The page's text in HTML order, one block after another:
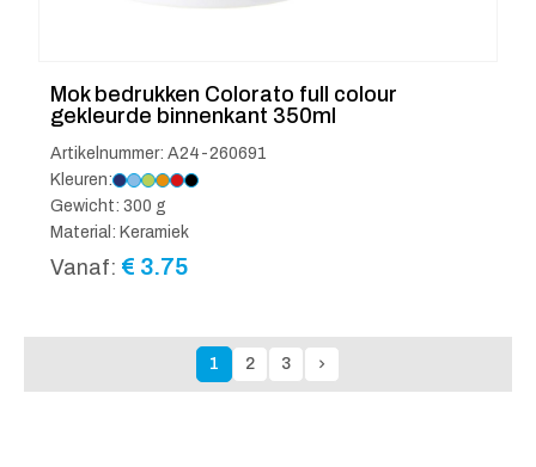
Mok bedrukken Colorato full colour
gekleurde binnenkant 350ml
Artikelnummer: A24-260691
Kleuren:
Gewicht: 300 g
Material: Keramiek
Vanaf: € 3.75
1 2 3